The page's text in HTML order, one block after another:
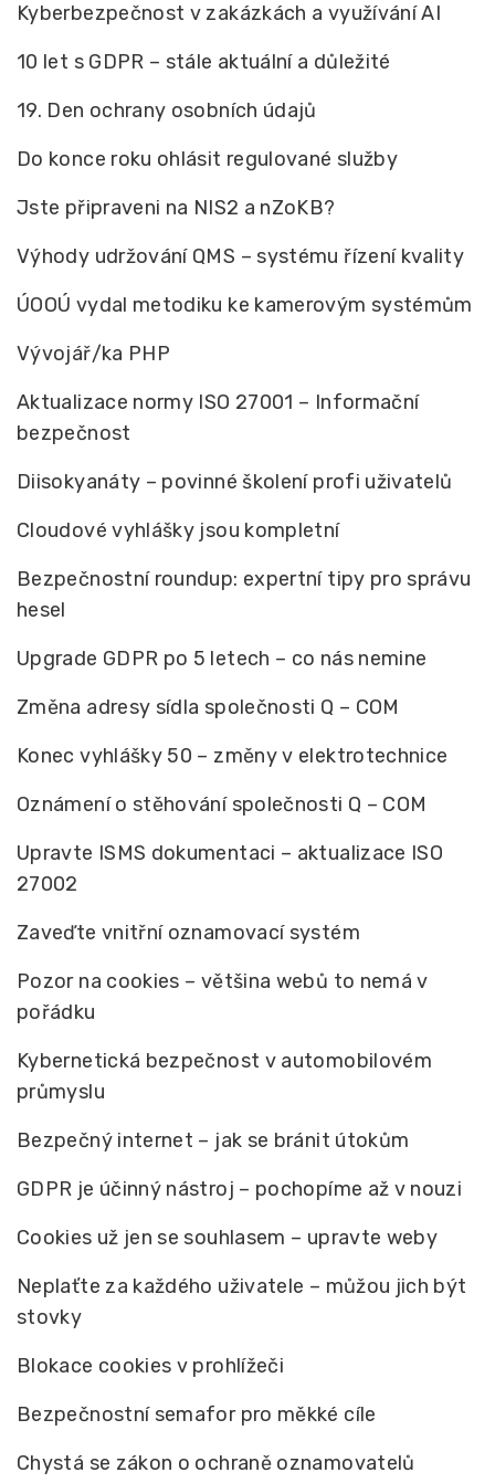
Kyberbezpečnost v zakázkách a využívání AI
10 let s GDPR – stále aktuální a důležité
19. Den ochrany osobních údajů
Do konce roku ohlásit regulované služby
Jste připraveni na NIS2 a nZoKB?
Výhody udržování QMS – systému řízení kvality
ÚOOÚ vydal metodiku ke kamerovým systémům
Vývojář/ka PHP
Aktualizace normy ISO 27001 – Informační
bezpečnost
Diisokyanáty – povinné školení profi uživatelů
Cloudové vyhlášky jsou kompletní
Bezpečnostní roundup: expertní tipy pro správu
hesel
Upgrade GDPR po 5 letech – co nás nemine
Změna adresy sídla společnosti Q – COM
Konec vyhlášky 50 – změny v elektrotechnice
Oznámení o stěhování společnosti Q – COM
Upravte ISMS dokumentaci – aktualizace ISO
27002
Zaveďte vnitřní oznamovací systém
Pozor na cookies – většina webů to nemá v
pořádku
Kybernetická bezpečnost v automobilovém
průmyslu
Bezpečný internet – jak se bránit útokům
GDPR je účinný nástroj – pochopíme až v nouzi
Cookies už jen se souhlasem – upravte weby
Neplaťte za každého uživatele – můžou jich být
stovky
Blokace cookies v prohlížeči
Bezpečnostní semafor pro měkké cíle
Chystá se zákon o ochraně oznamovatelů